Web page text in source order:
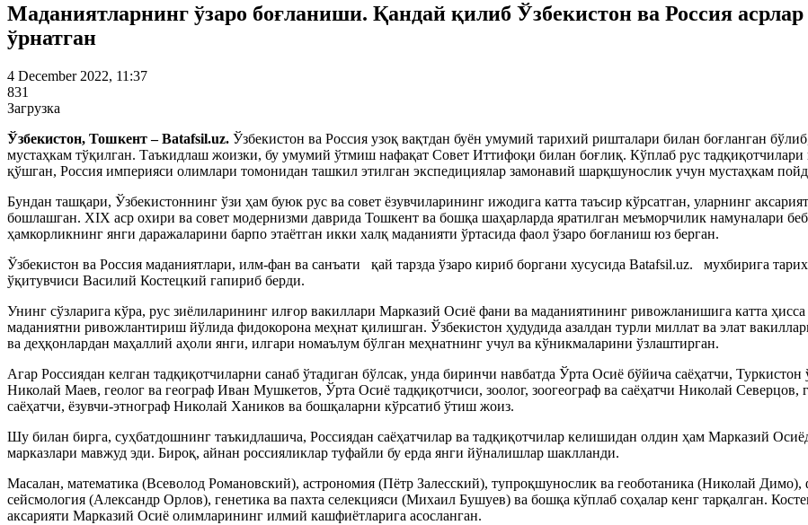
Маданиятларнинг ўзаро боғланиши. Қандай қилиб Ўзбекистон ва Россия
ўрнатган
4 December 2022, 11:37
831
Загрузка
Ўзбекистон, Тошкент – Batafsil.uz. Ўзбекистон ва Россия узоқ вақтдан буён умумий тарихий ришталари билан боғланган
мустаҳкам тўқилган. Таъкидлаш жоизки, бу умумий ўтмиш нафақат Совет Иттифоқи билан боғлиқ. Кўплаб рус
қўшган, Россия империяси олимлари томонидан ташкил этилган экспедициялар замонавий шарқшунослик учун мустаҳкам
Бундан ташқари, Ўзбекистоннинг ўзи ҳам буюк рус ва совет ёзувчиларининг ижодига катта таъсир кўрсатган, уларнинг
бошлашган. XIX аср охири ва совет модернизми даврида Тошкент ва бошқа шаҳарларда яратилган меъморчилик намуналари
ҳамкорликнинг янги даражаларини барпо этаётган икки халқ маданияти ўртасида фаол ўзаро боғланиш юз берган.
Ўзбекистон ва Россия маданиятлари, илм-фан ва санъати қай тарзда ўзаро кириб боргани хусусида Batafsil.uz. мухбирига
ўқитувчиси Василий Костецкий гапириб берди.
Унинг сўзларига кўра, рус зиёлиларининг илғор вакиллари Марказий Осиё фани ва маданиятининг ривожланишига катта
маданиятни ривожлантириш йўлида фидокорона меҳнат қилишган. Ўзбекистон ҳудудида азалдан турли миллат ва элат
ва деҳқонлардан маҳаллий аҳоли янги, илгари номаълум бўлган меҳнатнинг учул ва кўникмаларини ўзлаштирган.
Агар Россиядан келган тадқиқотчиларни санаб ўтадиган бўлсак, унда биринчи навбатда Ўрта Осиё бўйича саёҳатчи,
Николай Маев, геолог ва географ Иван Мушкетов, Ўрта Осиё тадқиқотчиси, зоолог, зоогеограф ва саёҳатчи Николай
саёҳатчи, ёзувчи-этнограф Николай Хаников ва бошқаларни кўрсатиб ўтиш жоиз.
Шу билан бирга, суҳбатдошнинг таъкидлашича, Россиядан саёҳатчилар ва тадқиқотчилар келишидан олдин ҳам Марказий
марказлари мавжуд эди. Бироқ, айнан россияликлар туфайли бу ерда янги йўналишлар шаклланди.
Масалан, математика (Всеволод Романовский), астрономия (Пётр Залесский), тупроқшунослик ва геоботаника (Николай
сейсмология (Александр Орлов), генетика ва пахта селекцияси (Михаил Бушуев) ва бошқа кўплаб соҳалар кенг тарқалган.
аксарияти Марказий Осиё олимларининг илмий кашфиётларига асосланган.